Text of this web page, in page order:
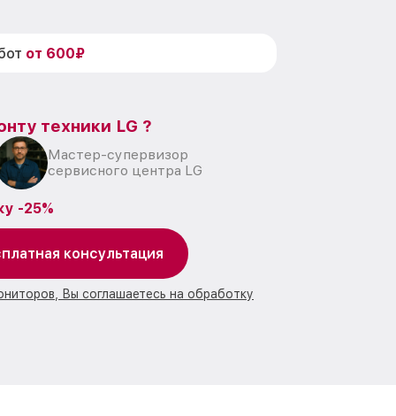
от 600₽
техники LG ?
Мастер-супервизор
сервисного центра LG
-25%
консультация
Вы соглашаетесь на обработку